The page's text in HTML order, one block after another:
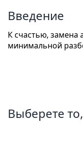
Введение
К счастью, замена
минимальной
Выберете